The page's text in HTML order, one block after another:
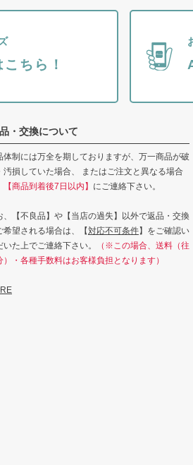
ちら！
・交換について
体制には万全を期しておりますが、万一商品が破
汚損していた場合、 またはご注文と異なる場合
【商品到着後7日以内】 にご連絡下さい。
、【不良品】や【当店の過失】以外で返品・交換
希望される場合は、【対応不可条件】をご確認い
いた上でご連絡下さい。
（※この場合、送料（往
）・各種手数料はお客様負担となります）